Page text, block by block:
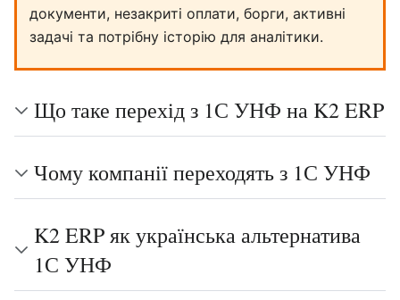
документи, незакриті оплати, борги, активні
задачі та потрібну історію для аналітики.
Що таке перехід з 1С УНФ на K2 ERP
Чому компанії переходять з 1С УНФ
K2 ERP як українська альтернатива
1С УНФ